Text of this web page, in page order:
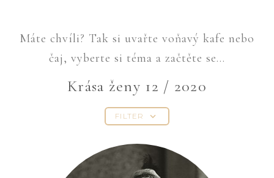
Máte chvíli? Tak si uvařte voňavý kafe nebo
čaj, vyberte si téma a začtěte se...
Krása ženy 12 / 2020
FILTER